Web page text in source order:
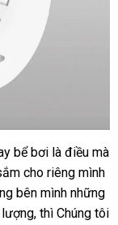
bể bơi là điều đắt
nhất
mà
cho nhận
hàng
riêng mình
bên mình giảm
giá
những
cao
, bảng
thì Chúng tôi